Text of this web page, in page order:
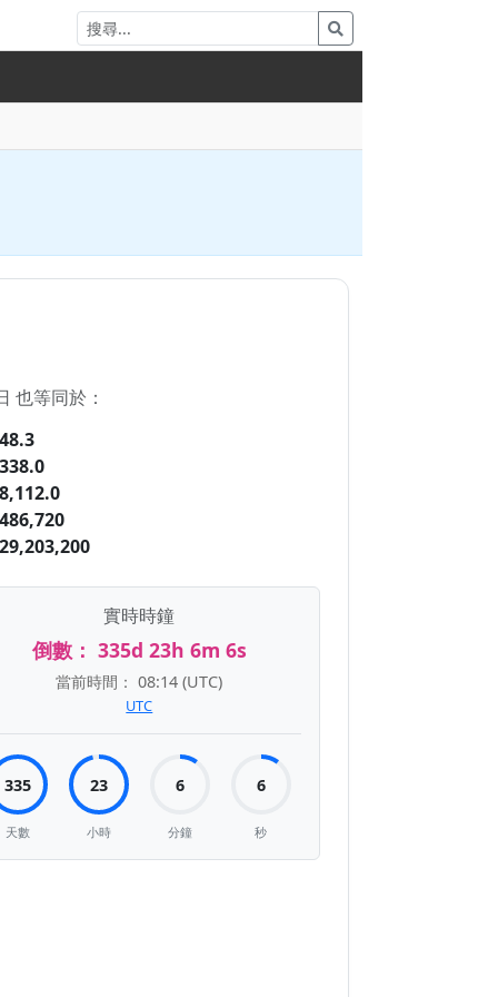
也等同於：
實時時鐘
倒數： 335d 23h 6m 5s
當前時間：08:14 (UTC)
UTC
335
天數
23
小時
6
分鐘
5
秒